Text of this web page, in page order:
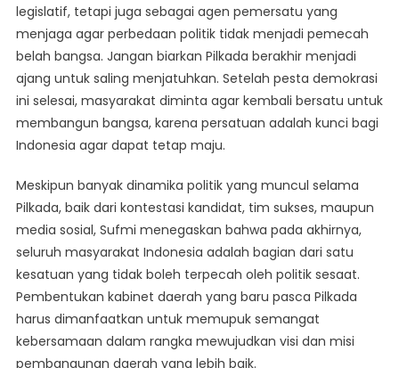
legislatif, tetapi juga sebagai agen pemersatu yang
menjaga agar perbedaan politik tidak menjadi pemecah
belah bangsa. Jangan biarkan Pilkada berakhir menjadi
ajang untuk saling menjatuhkan. Setelah pesta demokrasi
ini selesai, masyarakat diminta agar kembali bersatu untuk
membangun bangsa, karena persatuan adalah kunci bagi
Indonesia agar dapat tetap maju.
Meskipun banyak dinamika politik yang muncul selama
Pilkada, baik dari kontestasi kandidat, tim sukses, maupun
media sosial, Sufmi menegaskan bahwa pada akhirnya,
seluruh masyarakat Indonesia adalah bagian dari satu
kesatuan yang tidak boleh terpecah oleh politik sesaat.
Pembentukan kabinet daerah yang baru pasca Pilkada
harus dimanfaatkan untuk memupuk semangat
kebersamaan dalam rangka mewujudkan visi dan misi
pembangunan daerah yang lebih baik.